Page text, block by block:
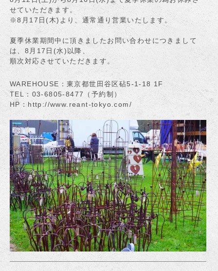
せていただきます。
※8月17日(木)より、通常通り営業いたします。
夏季休業期間中に頂きましたお問い合わせにつきまして
は、8月17日(水)以降、
順次対応させていただきます。
WAREHOUSE：東京都世田谷区砧5-1-18 1F
TEL：03-6805-8477（予約制）
HP：http://www.reant-tokyo.com/